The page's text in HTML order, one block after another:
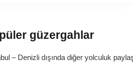
güzergahlar
– Denizli dışında diğer yolculuk